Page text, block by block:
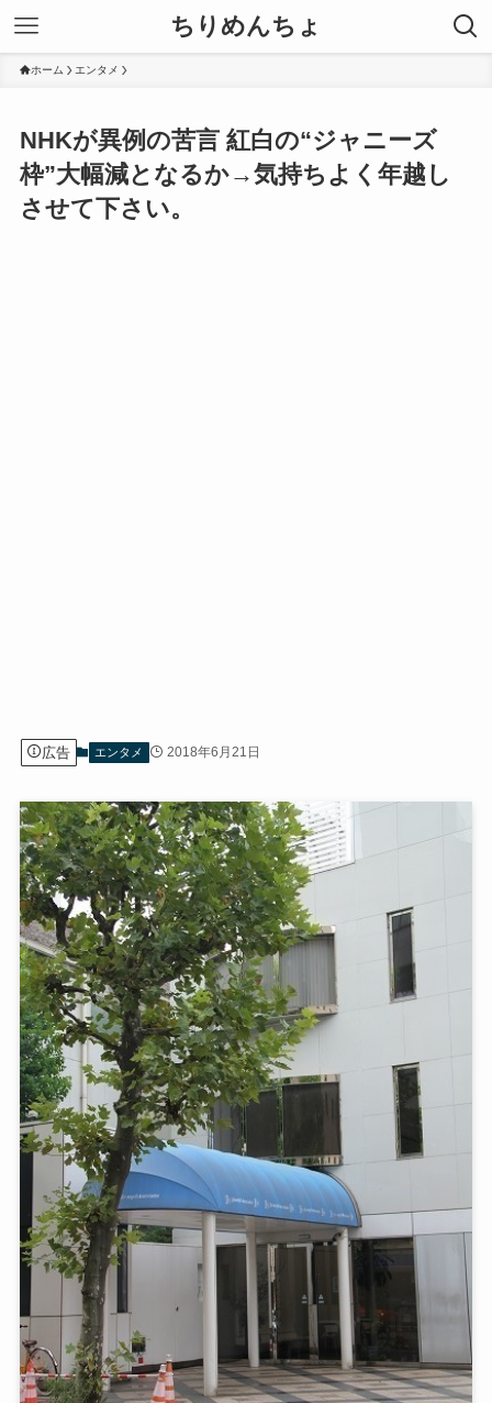
ちりめんちょ
ホーム エンタメ
NHKが異例の苦言 紅白の“ジャニーズ
枠”大幅減となるか→気持ちよく年越し
させて下さい。
広告 エンタメ 2018年6月21日